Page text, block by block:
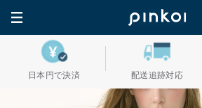
日本円で決済 配送追跡対応